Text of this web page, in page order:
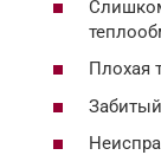
Плохая